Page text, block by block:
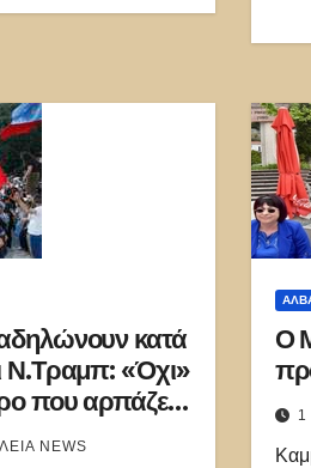
κατά
Ν.Τραμπ: «Όχι»
που αρπάζει
NEWS
Ο
1